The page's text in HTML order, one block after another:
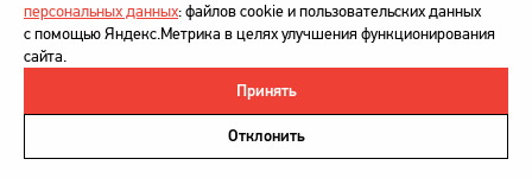
Политика в отношении обработки персональных данных
Напишите нам
персональных данных: файлов cookie и пользовательских данных
с помощью Яндекс.Метрика в целях улучшения функционирования
сайта.
Принять
Отклонить